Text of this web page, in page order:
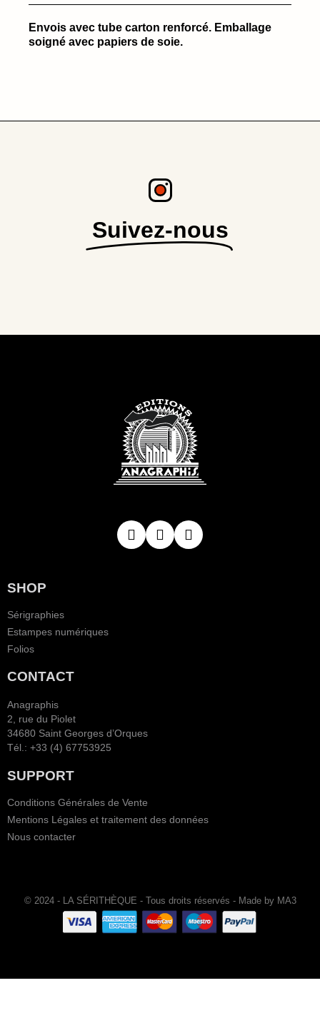
Envois avec tube carton renforcé. Emballage
soigné avec papiers de soie.
Suivez-nous
SHOP
Sérigraphies
Estampes numériques
Folios
CONTACT
Anagraphis
2, rue du Piolet
34680 Saint Georges d’Orques
Tél.: +33 (4) 67753925
SUPPORT
Conditions Générales de Vente
Mentions Légales et traitement des données
Nous contacter
© 2024 - LA SÉRITHÈQUE - Tous droits réservés - Made by MA3